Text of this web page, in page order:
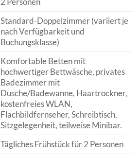
Standard-Doppelzimmer (variiert je
nach Verfügbarkeit und
Buchungsklasse)
Komfortable Betten mit
hochwertiger Bettwäsche, privates
Badezimmer mit
Dusche/Badewanne, Haartrockner,
kostenfreies WLAN,
Flachbildfernseher, Schreibtisch,
Sitzgelegenheit, teilweise Minibar.
Tägliches Frühstück für 2 Personen